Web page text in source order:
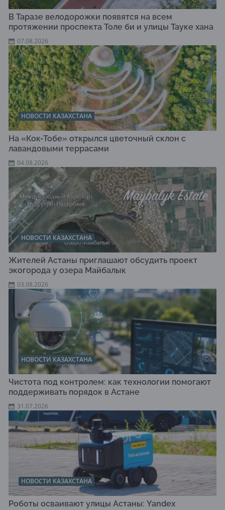
В Таразе велодорожки появятся на всем
протяжении проспекта Толе би и улицы Тауке хана
07.08.2026
НОВОСТИ КАЗАХСТАНА
На «Кок-Тобе» открылся цветочный склон с
лавандовыми террасами
04.08.2026
НОВОСТИ КАЗАХСТАНА
Жителей Астаны приглашают обсудить проект
экогорода у озера Майбалык
03.08.2026
НОВОСТИ КАЗАХСТАНА
Чистота под контролем: как технологии помогают
поддерживать порядок в Астане
31.07.2026
НОВОСТИ КАЗАХСТАНА
Роботы осваивают улицы Астаны: Yandex